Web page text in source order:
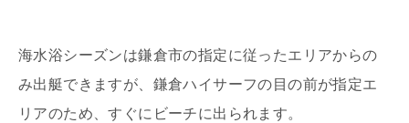
海水浴シーズンは鎌倉市の指定に従ったエリアからの
み出艇できますが、鎌倉ハイサーフの目の前が指定エ
リアのため、すぐにビーチに出られます。